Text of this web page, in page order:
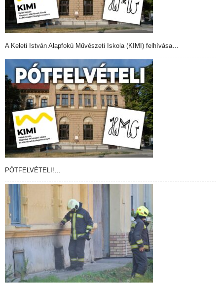
A Keleti István Alapfokú Művészeti Iskola (KIMI) felhívása…
PÓTFELVÉTELI!…